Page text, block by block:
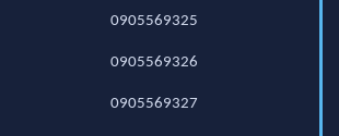
0905569325
0905569326
0905569327